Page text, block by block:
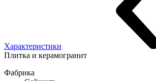
Характеристики
Плитка и керамогранит
Фабрика